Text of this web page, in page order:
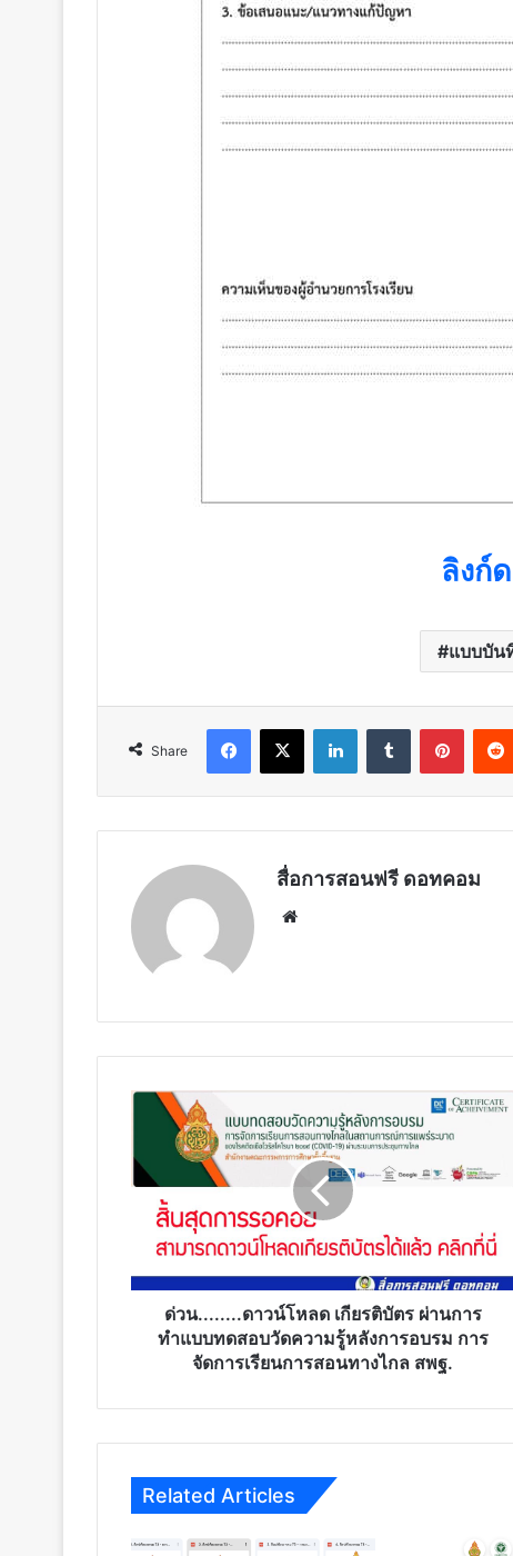
ลิงก์
แบบบัน
Share
Facebook
X LinkedInTumblr
สื่อการสอนฟรี ดอทคอม
ด่วน........ดาวน์โหลด
ผ่าน
วัด
เรียน
การ
ทาง
ด่วน........ดาวน์โหลด เกียรติบัตร ผ่านการ
ทำแบบทดสอบวัดความรู้หลังการอบรม การ
จัดการเรียนการสอนทางไกล สพฐ.
Related Articles